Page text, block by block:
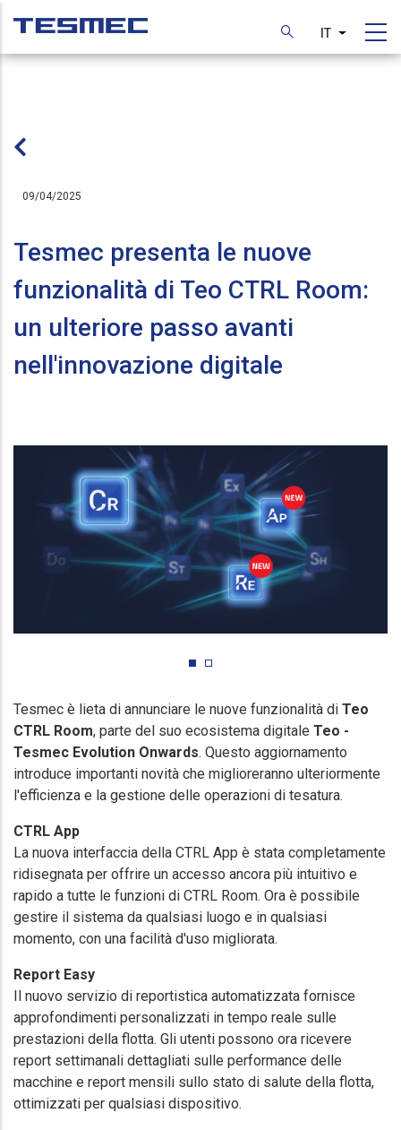
main
IT List
09/04/2025
Tesmec presenta le nuove
funzionalità di Teo CTRL Room:
un ulteriore passo avanti
nell'innovazione digitale
Tesmec è lieta di annunciare le nuove funzionalità di Teo
CTRL Room, parte del suo ecosistema digitale Teo -
Tesmec Evolution Onwards. Questo aggiornamento
introduce importanti novità che miglioreranno ulteriormente
l'efficienza e la gestione delle operazioni di tesatura.
CTRL App
La nuova interfaccia della CTRL App è stata completamente
ridisegnata per offrire un accesso ancora più intuitivo e
rapido a tutte le funzioni di CTRL Room. Ora è possibile
gestire il sistema da qualsiasi luogo e in qualsiasi
momento, con una facilità d'uso migliorata.
Report Easy
Il nuovo servizio di reportistica automatizzata fornisce
approfondimenti personalizzati in tempo reale sulle
prestazioni della flotta. Gli utenti possono ora ricevere
report settimanali dettagliati sulle performance delle
macchine e report mensili sullo stato di salute della flotta,
ottimizzati per qualsiasi dispositivo.